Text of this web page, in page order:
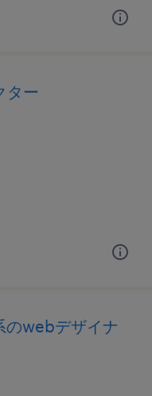
ター
のwebデザイナ